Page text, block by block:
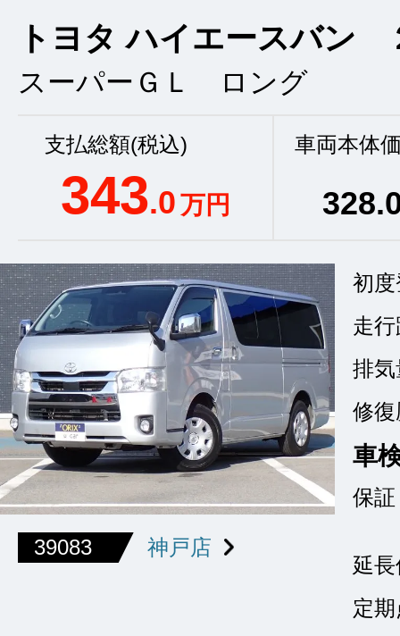
トヨタ ハイエースバン
スーパーＧＬ ロング
支払総額(税込)
343.0万円
車両本体
328
39083 神戸店
初
走
排気
修復
車
保証
延
定